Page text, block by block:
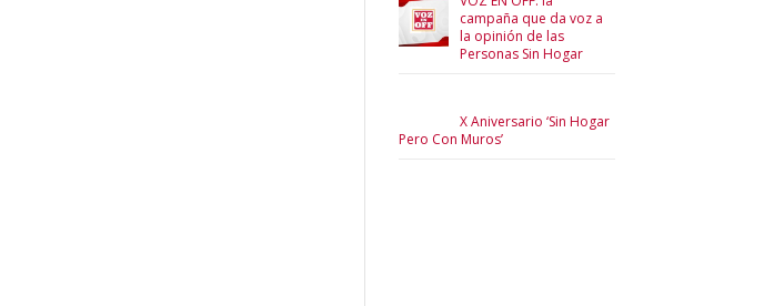
campaña que da voz a
la opinión de las
Personas Sin Hogar
X Aniversario ‘Sin Hogar
Pero Con Muros’